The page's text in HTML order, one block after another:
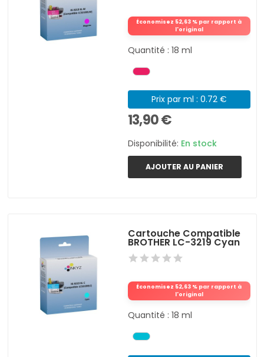
Économisez 52,63 % par rapport à
l'original
Quantité : 18 ml
Prix par ml : 0.72 €
13,90 €
Disponibilité: En stock
AJOUTER AU PANIER
Cartouche Compatible
BROTHER LC-3219 Cyan
Économisez 52,63 % par rapport à
l'original
Quantité : 18 ml